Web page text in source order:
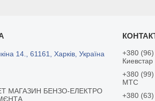
14., 61161, Харків, Україна
МАГАЗИН БЕНЗО-ЕЛЕКТРО
+380
Киевстар
+380
MTC
+380